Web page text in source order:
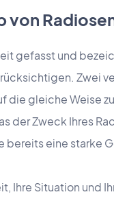
von
gefasst und
Zwei
die gleiche Weise
der Zweck Ihres
bereits eine starke
Ihre Situation und